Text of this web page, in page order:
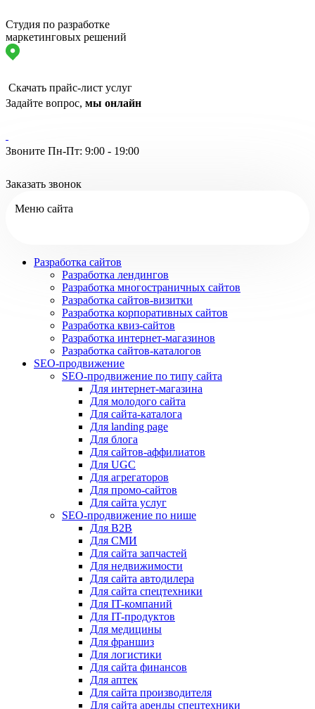
Студия по разработке
маркетинговых решений
Скачать прайс-лист услуг
Задайте вопрос, мы онлайн
Звоните Пн-Пт: 9:00 - 19:00
Заказать звонок
Меню сайта
Разработка сайтов
Разработка лендингов
Разработка многостраничных сайтов
Разработка сайтов-визитки
Разработка корпоративных сайтов
Разработка квиз-сайтов
Разработка интернет-магазинов
Разработка сайтов-каталогов
SEO-продвижение
SEO-продвижение по типу сайта
Для интернет-магазина
Для молодого сайта
Для сайта-каталога
Для landing page
Для блога
Для сайтов-аффилиатов
Для UGC
Для агрегаторов
Для промо-сайтов
Для сайта услуг
SEO-продвижение по нише
Для B2B
Для СМИ
Для сайта запчастей
Для недвижимости
Для сайта автодилера
Для сайта спецтехники
Для IT-компаний
Для IT-продуктов
Для медицины
Для франшиз
Для логистики
Для сайта финансов
Для аптек
Для сайта производителя
Для сайта аренды спецтехники